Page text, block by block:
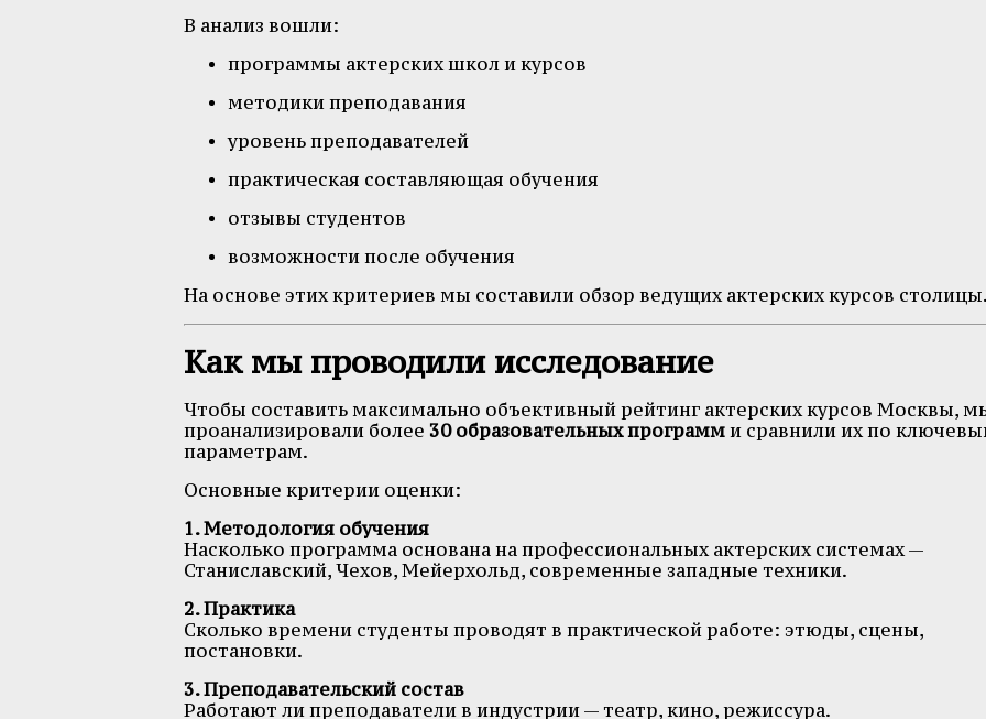
В анализ вошли:
программы актерских школ и курсов
методики преподавания
уровень преподавателей
практическая составляющая обучения
отзывы студентов
возможности после обучения
На основе этих критериев мы составили обзор ведущих актерских курсов
Как мы проводили исследование
Чтобы составить максимально объективный рейтинг актерских курсов Москвы,
проанализировали более 30 образовательных программи сравнили их по
параметрам.
Основные критерии оценки:
1. Методология обучения
Насколько программа основана на профессиональных актерских системах —
Станиславский, Чехов, Мейерхольд, современные западные техники.
2. Практика
Сколько времени студенты проводят в практической работе: этюды, сцены,
постановки.
3. Преподавательский состав
Работают ли преподаватели в индустрии — театр, кино, режиссура.